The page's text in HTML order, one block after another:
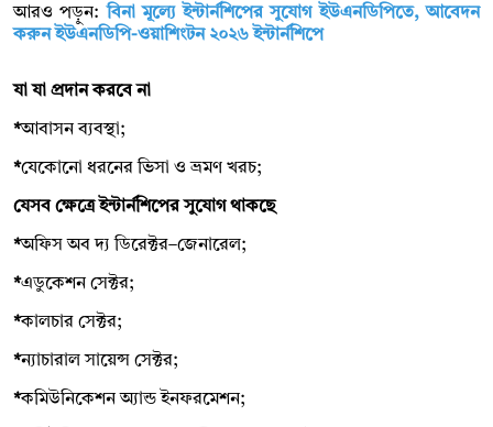
আরও পড়ুন:বিনা মূল্যে ইন্টার্নশিপের সুযোগ ইউএনডিপিতে, আবেদন
করুন ইউএনডিপি-ওয়াশিংটন ২০২৬ ইন্টার্নশিপে
যা যা প্রদান করবে না
*আবাসন ব্যবস্থা;
*যেকোনো ধরনের ভিসা ও ভ্রমণ খরচ;
যেসব ক্ষেত্রে ইন্টার্নশিপের সুযোগ থাকছে
*অফিস অব দ্য ডিরেক্টর–জেনারেল;
*এডুকেশন সেক্টর;
*কালচার সেক্টর;
*ন্যাচারাল সায়েন্স সেক্টর;
*কমিউনিকেশন অ্যান্ড ইনফরমেশন;